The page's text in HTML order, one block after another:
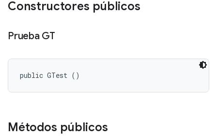
Constructores públicos
Prueba GT
public GTest ()
Métodos públicos